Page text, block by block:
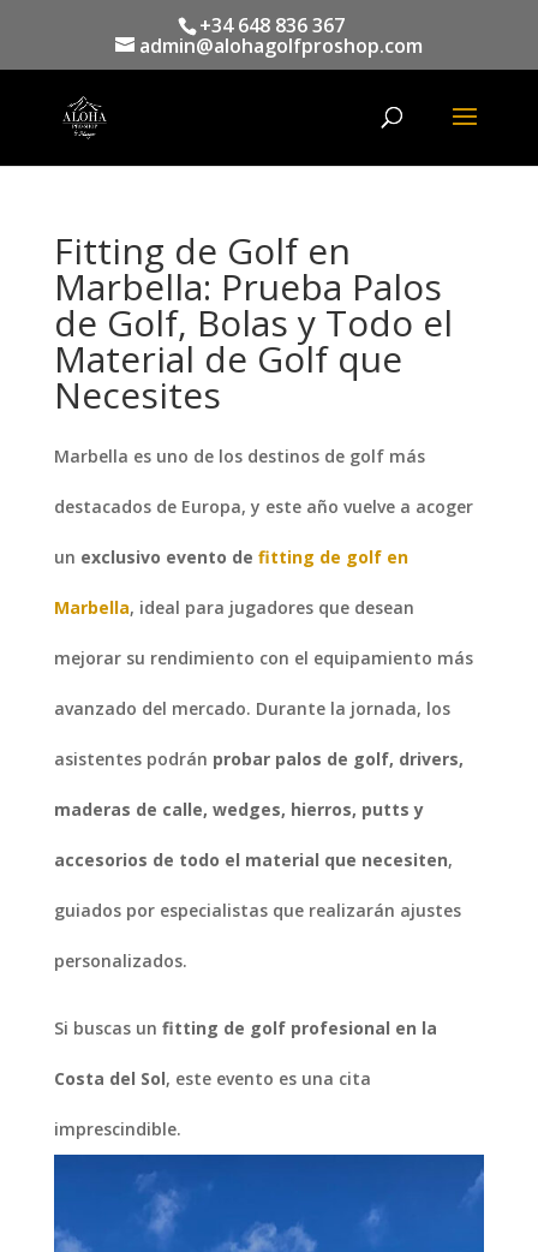
+34 648 836 367
admin@alohagolfproshop.com
productos
Fitting de Golf en
Marbella: Prueba Palos
de Golf, Bolas y Todo el
Material de Golf que
Necesites
Marbella es uno de los destinos de golf más
destacados de Europa, y este año vuelve a acoger
un exclusivo evento de fitting de golf en
Marbella, ideal para jugadores que desean
mejorar su rendimiento con el equipamiento más
avanzado del mercado. Durante la jornada, los
asistentes podrán probar palos de golf, drivers,
maderas de calle, wedges, hierros, putts y
accesorios de todo el material que necesiten,
guiados por especialistas que realizarán ajustes
personalizados.
Si buscas un fitting de golf profesional en la
Costa del Sol, este evento es una cita
imprescindible.